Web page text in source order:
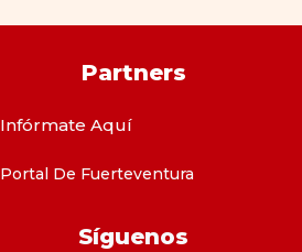
Partners
Infórmate Aquí
Portal De Fuerteventura
Síguenos